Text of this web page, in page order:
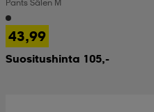
Pants Sälen M
43,99
Suositushinta 105,-